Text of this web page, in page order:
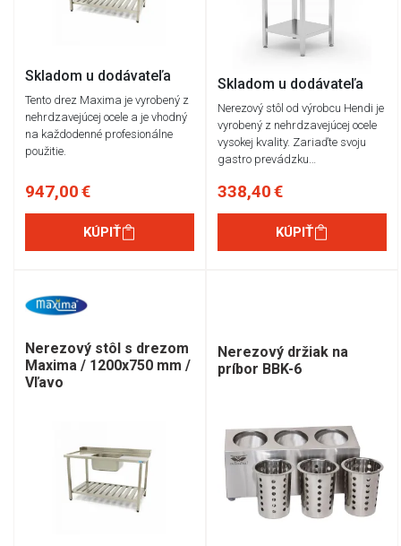
Skladom u dodávateľa
Tento drez Maxima je vyrobený z
nehrdzavejúcej ocele a je vhodný
na každodenné profesionálne
použitie.
947,00 €
KÚPIŤ
Skladom u dodávateľa
Nerezový stôl od výrobcu Hendi je
vyrobený z nehrdzavejúcej ocele
vysokej kvality. Zariaďte svoju
gastro prevádzku…
338,40 €
KÚPIŤ
Nerezový stôl s drezom
Maxima / 1200x750 mm /
Vľavo
Nerezový držiak na
príbor BBK-6